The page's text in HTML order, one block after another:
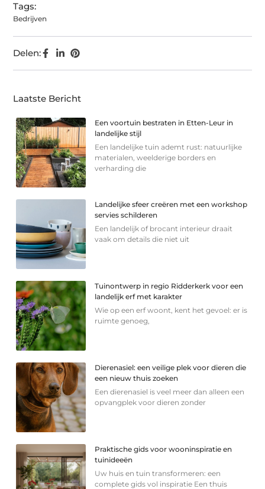
Tags:
Bedrijven
Delen:
Laatste Bericht
Een voortuin bestraten in Etten-Leur in
landelijke stijl
Een landelijke tuin ademt rust: natuurlijke
materialen, weelderige borders en
verharding die
Landelijke sfeer creëren met een workshop
servies schilderen
Een landelijk of brocant interieur draait
vaak om details die niet uit
Tuinontwerp in regio Ridderkerk voor een
landelijk erf met karakter
Wie op een erf woont, kent het gevoel: er is
ruimte genoeg,
Dierenasiel: een veilige plek voor dieren die
een nieuw thuis zoeken
Een dierenasiel is veel meer dan alleen een
opvangplek voor dieren zonder
Praktische gids voor wooninspiratie en
tuinideeën
Uw huis en tuin transformeren: een
complete gids vol inspiratie Een thuis